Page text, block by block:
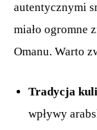
autentycznymi
miało ogromne
Omanu. Warto
Tradycja
wpływy